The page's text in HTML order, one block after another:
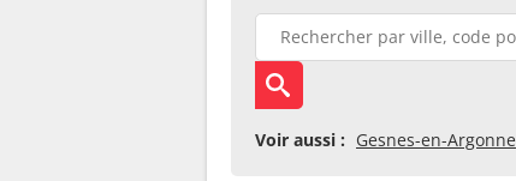
Voir aussi : Gesnes-en-Argonne